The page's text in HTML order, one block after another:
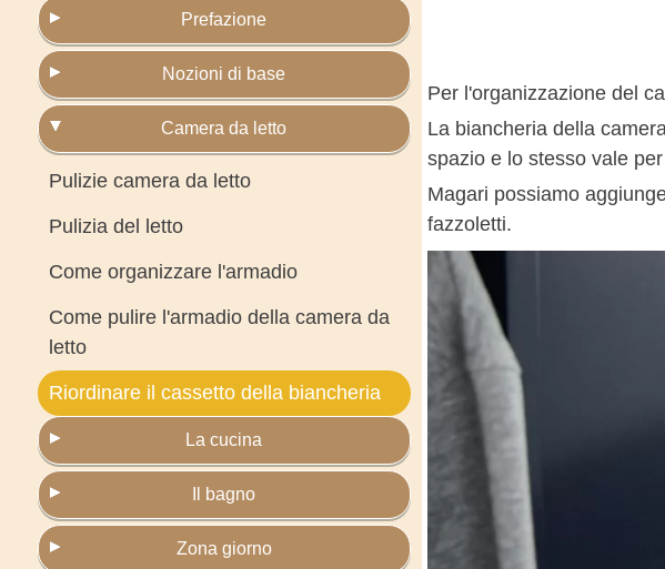
Prefazione
Nozioni di base
Camera da letto
Pulizie camera da letto
Pulizia del letto
Come organizzare l'armadio
Come pulire l'armadio della camera da
letto
Riordinare il cassetto della biancheria
La cucina
Il bagno
Zona giorno
Per l'organizzazione del
La biancheria della
spazio e lo stesso vale
Magari possiamo
fazzoletti.